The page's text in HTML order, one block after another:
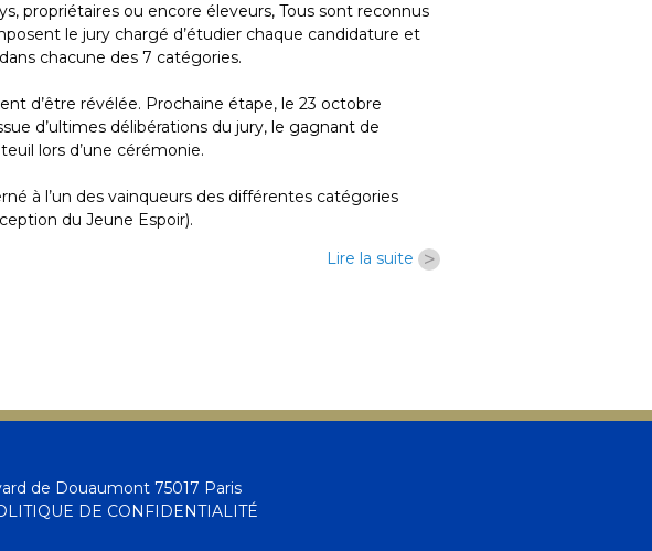
propriétaires ou encore éleveurs, Tous sont reconnus
le jury chargé d’étudier chaque candidature et
chacune des 7 catégories.
d’être révélée. Prochaine étape, le 23 octobre
d’ultimes délibérations du jury, le gagnant de
lors d’une cérémonie.
à l’un des vainqueurs des différentes catégories
du Jeune Espoir).
Lire la suite >
de Douaumont 75017 Paris
DE CONFIDENTIALITÉ